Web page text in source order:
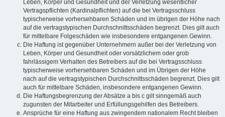
Leben, Körper und Gesundheit und der Verletzung wesentlicher
Vertragspflichten (Kardinalpflichten) auf die bei Vertragsschluss
typischerweise vorhersehbaren Schäden und im übrigen der Höhe nach
auf die vertragstypischen Durchschnittsschäden begrenzt. Dies gilt auch
für mittelbare Folgeschäden wie insbesondere entgangenen Gewinn.
Die Haftung ist gegenüber Unternehmern außer bei der Verletzung von
Leben, Körper und Gesundheit oder vorsätzlichem oder grob
fahrlässigem Verhalten des Betreibers auf die bei Vertragsschluss
typischerweise vorhersehbaren Schäden und im Übrigen der Höhe
nach auf die vertragstypischen Durchschnittsschäden begrenzt. Dies gilt
auch für mittelbare Schäden, insbesondere entgangenen Gewinn.
Die Haftungsbegrenzung der Absätze a bis c gilt sinngemäß auch
zugunsten der Mitarbeiter und Erfüllungsgehilfen des Betreibers.
Ansprüche für eine Haftung aus zwingendem nationalem Recht bleiben